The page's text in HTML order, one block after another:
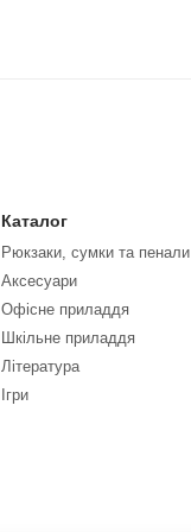
Каталог
Рюкзаки, сумки та пенали
Аксесуари
Офісне приладдя
Шкільне приладдя
Література
Ігри